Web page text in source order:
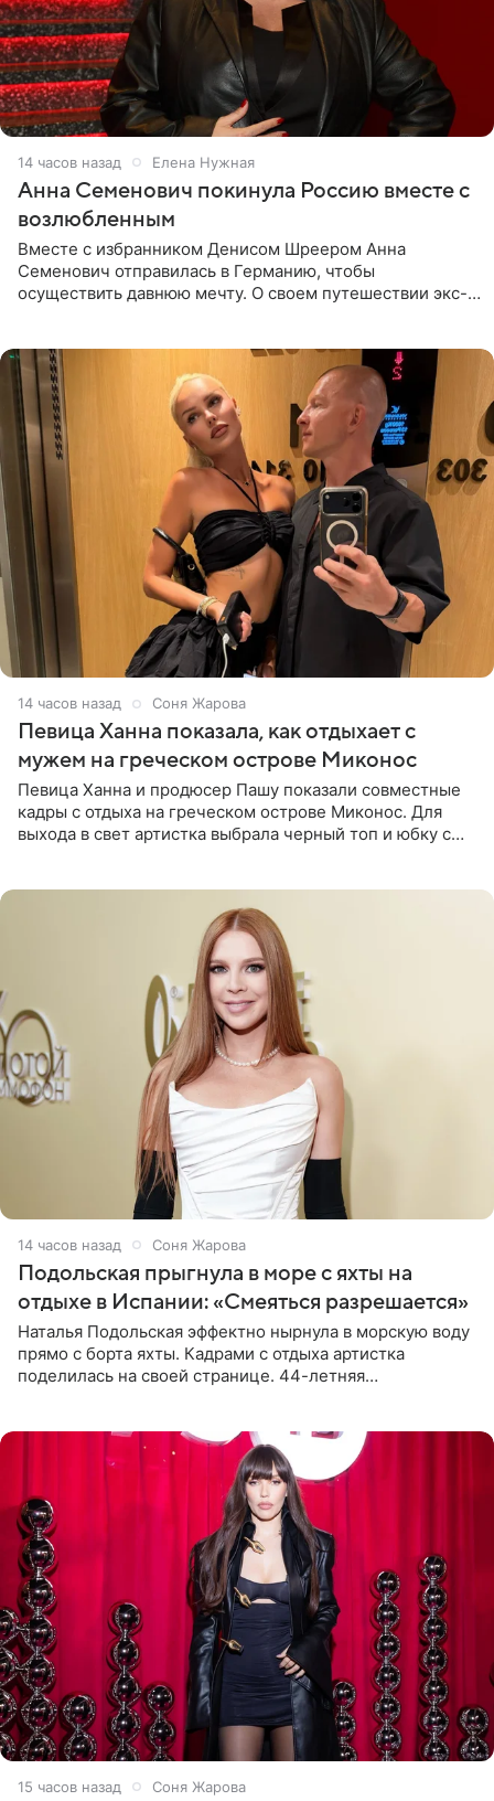
14 часов назад Елена Нужная
Анна Семенович покинула Россию вместе с
возлюбленным
Вместе с избранником Денисом Шреером Анна
Семенович отправилась в Германию, чтобы
осуществить давнюю мечту. О своем путешествии экс-
14 часов назад Соня Жарова
Певица Ханна показала, как отдыхает с
мужем на греческом острове Миконос
Певица Ханна и продюсер Пашу показали совместные
кадры с отдыха на греческом острове Миконос. Для
выхода в свет артистка выбрала черный топ и юбку с
14 часов назад Соня Жарова
Подольская прыгнула в море с яхты на
отдыхе в Испании: «Смеяться разрешается»
Наталья Подольская эффектно нырнула в морскую воду
прямо с борта яхты. Кадрами с отдыха артистка
поделилась на своей странице. 44-летняя
15 часов назад Соня Жарова